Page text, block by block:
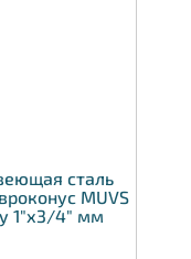
сталь
MUVS
1"х3/4" мм